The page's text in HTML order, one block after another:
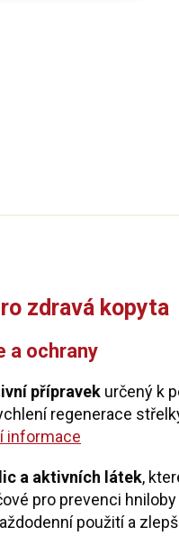
zdravá kopyta
a ochrany
přípravek určený k
regenerace
informace
a aktivních látek,
pro prevenci
použití a